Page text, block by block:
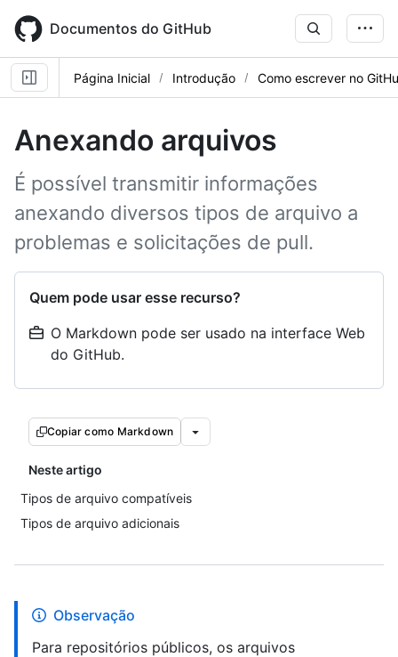
main
content
Documentos do GitHub
Página Inicial Introdução Como escrever no
Anexando arquivos
É possível transmitir informações
anexando diversos tipos de arquivo a
problemas e solicitações de pull.
Quem pode usar esse recurso?
O Markdown pode ser usado na interface Web
do GitHub.
Copiar como Markdown
Neste artigo
Tipos de arquivo compatíveis
Tipos de arquivo adicionais
Observação
Para repositórios públicos, os arquivos